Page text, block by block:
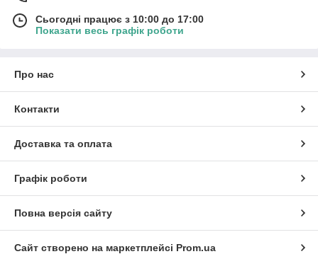
Сьогодні працює з 10:00 до 17:00
Показати весь графік роботи
Про нас
Контакти
Доставка та оплата
Графік роботи
Повна версія сайту
Сайт створено на маркетплейсі Prom.ua